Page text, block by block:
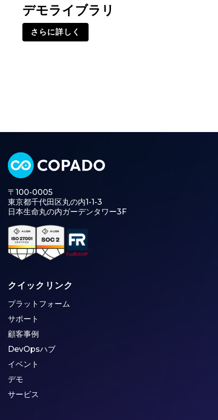
デモライブラリ
さらに詳しく
〒100-0005
東京都千代田区丸の内1-1-3
日本生命丸の内ガーデンタワー3F
クイックリンク
プラットフォーム
サポート
顧客事例
DevOpsハブ
イベント
デモ
サービス